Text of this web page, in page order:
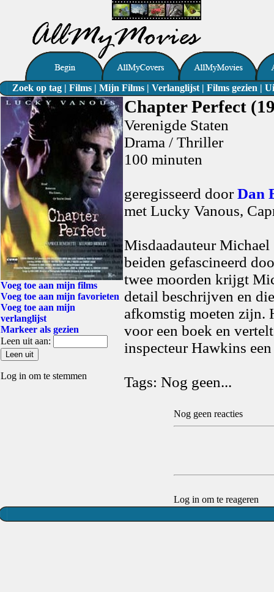
Zoek op tag | Films | Mijn Films | Verlanglijst | Films gezien |
Voeg toe aan mijn films
Voeg toe aan mijn favorieten
Voeg toe aan mijn
verlanglijst
Markeer als gezien
Leen uit aan:
Log in om te stemmen
Chapter Perfect
Verenigde Staten
Drama / Thriller
100 minuten
geregisseerd doorDan
met Lucky Vanous,
Misdaadauteur
beiden gefascineerd
twee moorden krijgt
detail beschrijven en
afkomstig moeten zijn.
voor een boek en
inspecteur Hawkins
Tags: Nog geen...
Nog geen reacties
Log in om te reageren